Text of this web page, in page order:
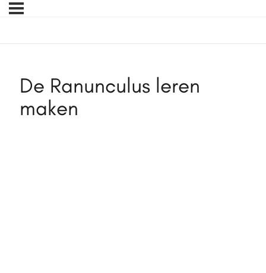
De Ranunculus leren
maken